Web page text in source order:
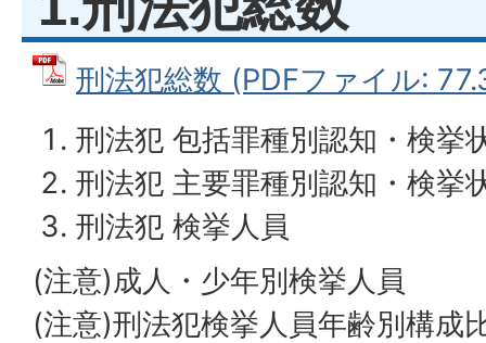
刑法犯総数 (PDFファイル:
刑法犯 包括罪種別認知・検挙
刑法犯 主要罪種別認知・検挙
刑法犯 検挙人員
(注意)成人・少年別検挙人員
(注意)刑法犯検挙人員年齢別構成